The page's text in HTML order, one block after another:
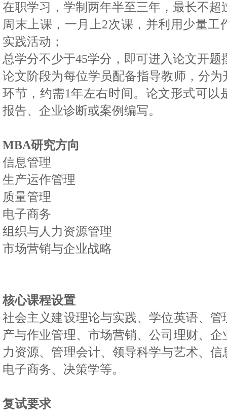
在职学习，学制两年半至三年，最长不超
周末上课，一月上2次课 ，并利用少量
实践活动 ；
总学分不少于45学分 ，即可进入论文开
论文阶段为每位学员配备指导教师，分
环节，约需1年左右时间。论文形式可以
报告、企业诊断或案例编写。
MBA研究方向
信息管理
生产运作管理
质量管理
电子商务
组织与人力资源管理
市场营销与企业战略
核心课程设置
社会主义建设理论与实践、学位英语、 管
产与作业管理、市场营销、公司理财、
力资源、管理会计、领导科学与艺术、
电子商务、决策学等。
复试要求